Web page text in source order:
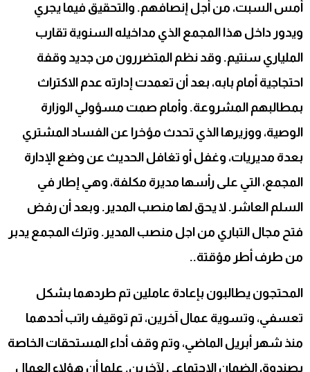
أمس السبت، من أجل إنصافهم. والتحقيق فيما يجري
ويدور داخل هذا المجمع الذي مداخيله السنوية تقارب
الملياري سنتيم. وقد نظم المتضررون من جديد وقفة
احتجاجية أمام بابه، بعد أن تعمدت إدارته عدم الاكتراث
بمطالبهم المشروعة. وأمام صمت مسؤولي الوزارة
الوصية، ووزيرها الذي تحدث مؤخرا عن الفساد المشتري
بعدة مديريات، وغفل أو تغافل الحديث عن وضع الإدارة
المجمع، التي على رأسها مديرة مكلفة، وهي إطار في
السلم العاشر. لا يحق لها منصب المدير. وبعد أن رفض
فتح مجال التباري من اجل منصب المدير. وترك المجمع يدبر
من طرف أطر مؤقتة..
المحتجون يطالبون بإعادة عاملين تم طردهما بشكل
تعسفي، وتسوية عمال آخرين، تم توقيف راتب أحدهما
منذ شهر أبريل الماضي، وتم وقف أداء المستحقات الخاصة
بصندوق الضمان الإجتماعي لآخرين. علما أن هؤلاء العمال